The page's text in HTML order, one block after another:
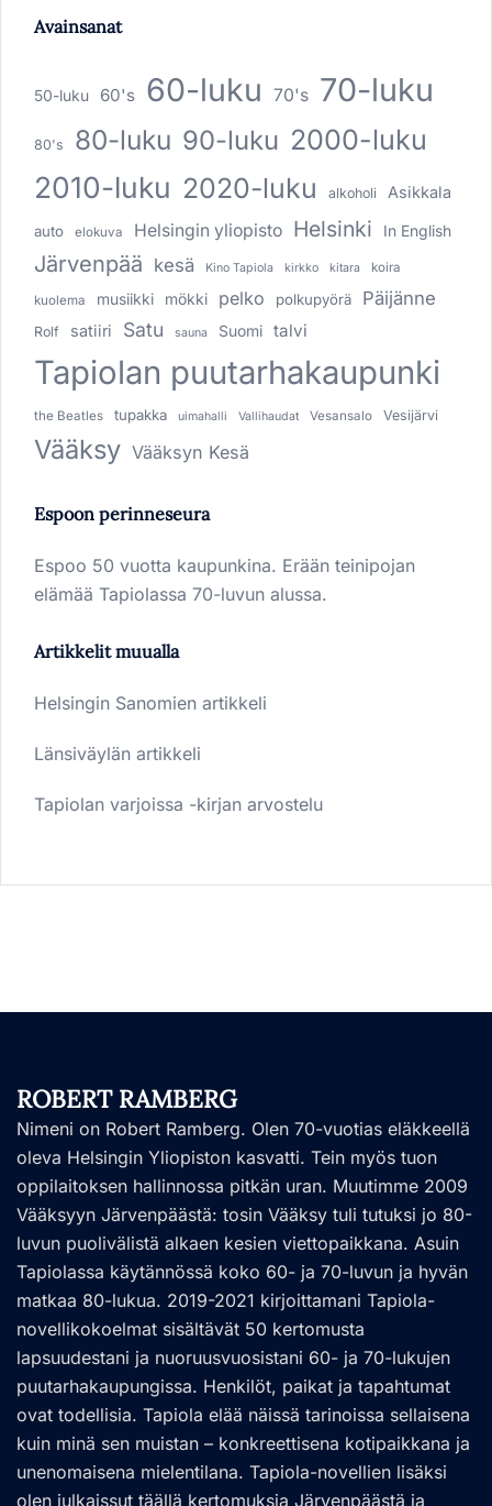
Avainsanat
50-luku 60's 60-luku 70's 70-luku
80's 80-luku 90-luku 2000-luku
2010-luku 2020-luku alkoholi Asikkala
auto elokuva Helsingin yliopisto Helsinki In English
Järvenpää kesä Kino Tapiola kirkko kitara koira
kuolema musiikki mökki pelko polkupyörä Päijänne
Rolf satiiri Satu sauna Suomi talvi
Tapiolan puutarhakaupunki
the Beatles tupakka uimahalli Vallihaudat Vesansalo Vesijärvi
Vääksy Vääksyn Kesä
Espoon perinneseura
Espoo 50 vuotta kaupunkina. Erään teinipojan
elämää Tapiolassa 70-luvun alussa.
Artikkelit muualla
Helsingin Sanomien artikkeli
Länsiväylän artikkeli
Tapiolan varjoissa -kirjan arvostelu
ROBERT RAMBERG
Nimeni on Robert Ramberg. Olen 70-vuotias eläkkeellä
oleva Helsingin Yliopiston kasvatti. Tein myös tuon
oppilaitoksen hallinnossa pitkän uran. Muutimme 2009
Vääksyyn Järvenpäästä: tosin Vääksy tuli tutuksi jo 80-
luvun puolivälistä alkaen kesien viettopaikkana. Asuin
Tapiolassa käytännössä koko 60- ja 70-luvun ja hyvän
matkaa 80-lukua. 2019-2021 kirjoittamani Tapiola-
novellikokoelmat sisältävät 50 kertomusta
lapsuudestani ja nuoruusvuosistani 60- ja 70-lukujen
puutarhakaupungissa. Henkilöt, paikat ja tapahtumat
ovat todellisia. Tapiola elää näissä tarinoissa sellaisena
kuin minä sen muistan – konkreettisena kotipaikkana ja
unenomaisena mielentilana. Tapiola-novellien lisäksi
olen julkaissut täällä kertomuksia Järvenpäästä ja